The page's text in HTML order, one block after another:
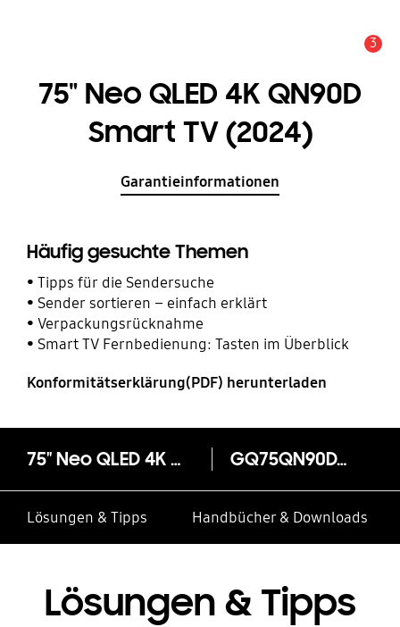
3
75" Neo QLED 4K QN90D
Smart TV (2024)
Garantieinformationen
Häufig gesuchte Themen
Tipps für die Sendersuche
Sender sortieren – einfach erklärt
Verpackungsrücknahme
Smart TV Fernbedienung: Tasten im Überblick
Konformitätserklärung(PDF) herunterladen
75" Neo QLED 4K QN90D Smart TV (2024) GQ75QN90DAT
Lösungen & Tipps Handbücher & Downloads
Lösungen & Tipps